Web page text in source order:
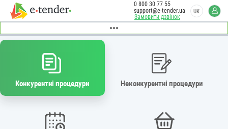
Замовити дзвінок
0 800 30 77 55
support@e-tender.ua
UK
Конкурентні процедури Неконкурентні процедури